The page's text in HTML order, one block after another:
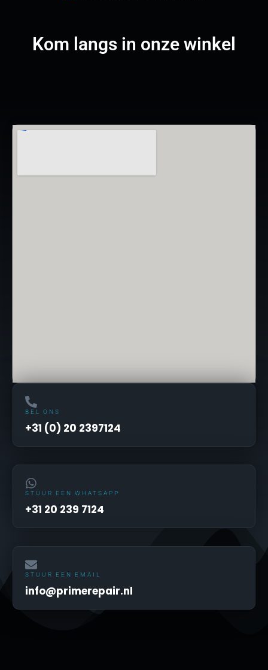
Kom langs in onze winkel
BEL ONS
+31 (0) 20 2397124
STUUR EEN WHATSAPP
+31 20 239 7124
STUUR EEN EMAIL
info@primerepair.nl